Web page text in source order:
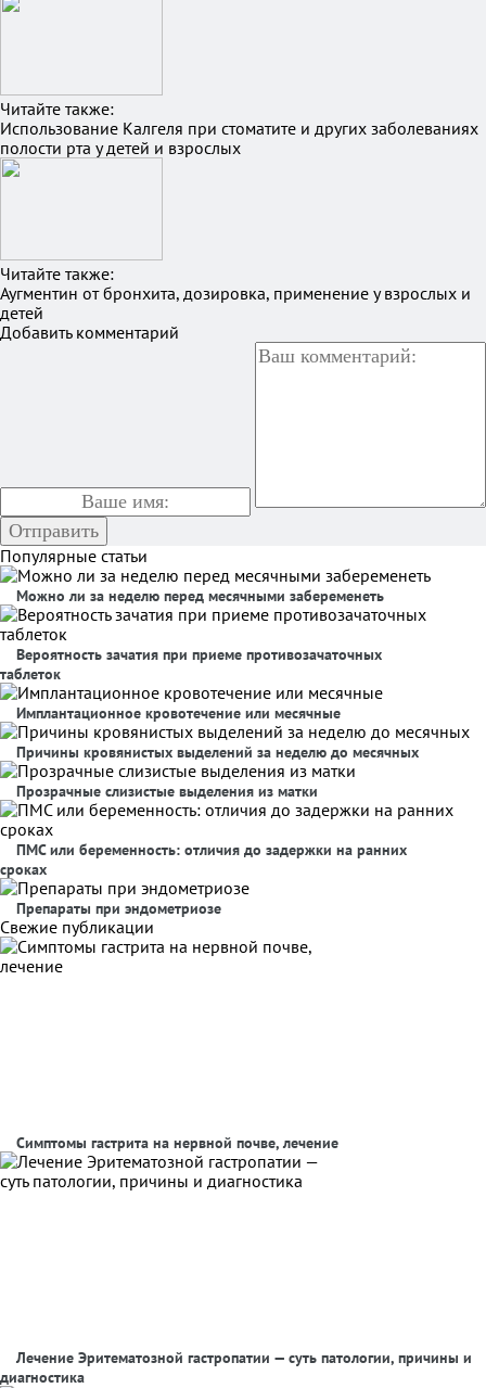
Читайте также:
Использование Калгеля при стоматите и других заболеваниях
полости рта у детей и взрослых
Читайте также:
Аугментин от бронхита, дозировка, применение у взрослых и
детей
Добавить комментарий
Популярные статьи
Можно ли за неделю перед месячными забеременеть
Вероятность зачатия при приеме противозачаточных
таблеток
Имплантационное кровотечение или месячные
Причины кровянистых выделений за неделю до месячных
Прозрачные слизистые выделения из матки
ПМС или беременность: отличия до задержки на ранних
сроках
Препараты при эндометриозе
Свежие публикации
Симптомы гастрита на нервной почве, лечение
Лечение Эритематозной гастропатии — суть патологии, причины и
диагностика